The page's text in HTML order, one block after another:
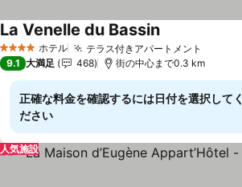
4 ホテルのランク
ホテル テラス付きアパートメント
La Venelle du Bassin料金を表示
9.1 大満足 468 街の中心まで0.3 km
正確な料金を確認するには日付を選択してく
ださい
人気施設